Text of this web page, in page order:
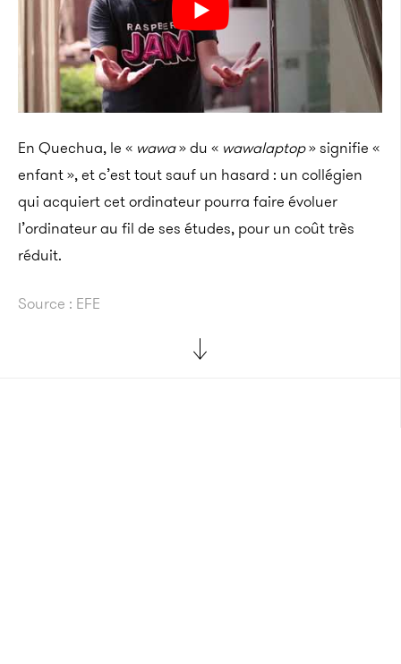
En Quechua, le « wawa» du « wawalaptop» signifie «
enfant », et c’est tout sauf un hasard : un collégien
qui acquiert cet ordinateur pourra faire évoluer
l’ordinateur au fil de ses études, pour un coût très
réduit.
Source : EFE